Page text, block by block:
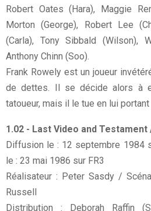
Robert Oates (Hara), Maggie
Morton (George), Robert Lee
(Carla), Tony Sibbald (Wilson),
Anthony Chinn (Soo).
Frank Rowely est un joueur
de dettes. Il se décide alors à
tatoueur, mais il le tue en lui portant
1.02 - Last Video and
Diffusion le : 12 septembre 1984
le : 23 mai 1986 sur FR3
Réalisateur : Peter Sasdy /
Russell
Distribution : Deborah Raffin